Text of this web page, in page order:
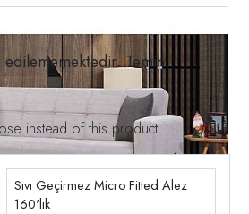
Temin
instead of this product
Sıvı Geçirmez Micro Fitted Alez
160'lık